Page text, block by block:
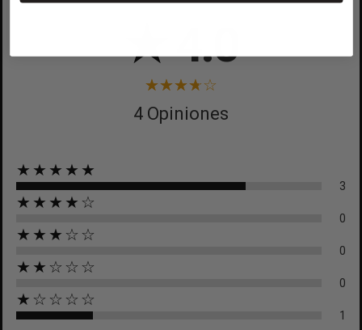
CANCELAR
★4.0
4 Opiniones
★★★★★
3
★★★★☆
0
★★★☆☆
0
★★☆☆☆
0
★☆☆☆☆
1